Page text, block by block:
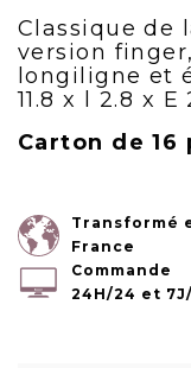
Classique de
version
longiligne et
11.8 x l 2.8 x E
Carton de 16
Transformé
France
Commande
24H/24 et